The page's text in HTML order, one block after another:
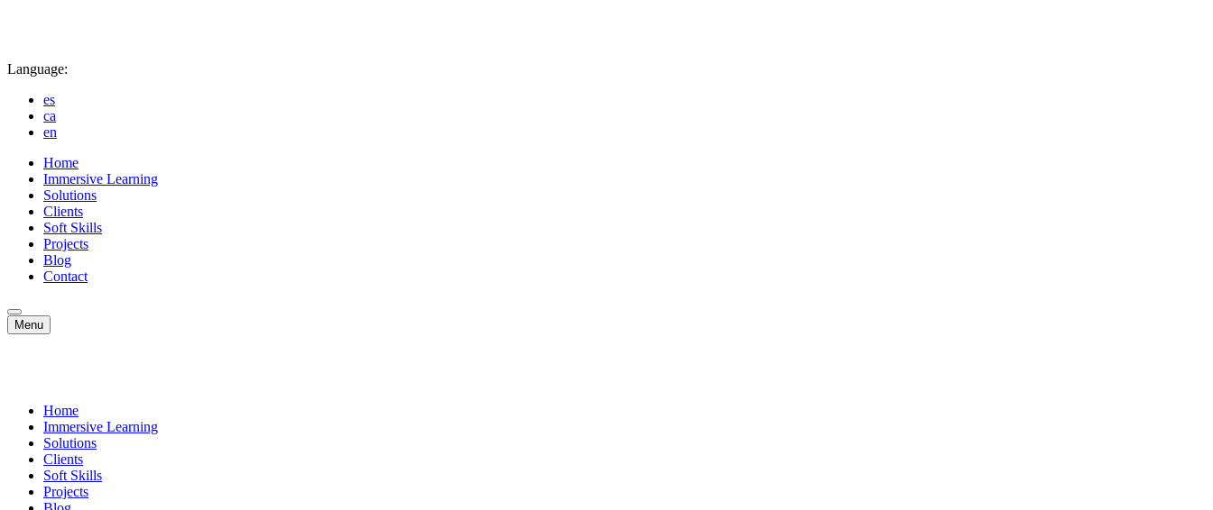
Language:
es
ca
en
Home
Immersive Learning
Solutions
Clients
Soft Skills
Projects
Blog
Contact
Menu
Home
Immersive Learning
Solutions
Clients
Soft Skills
Projects